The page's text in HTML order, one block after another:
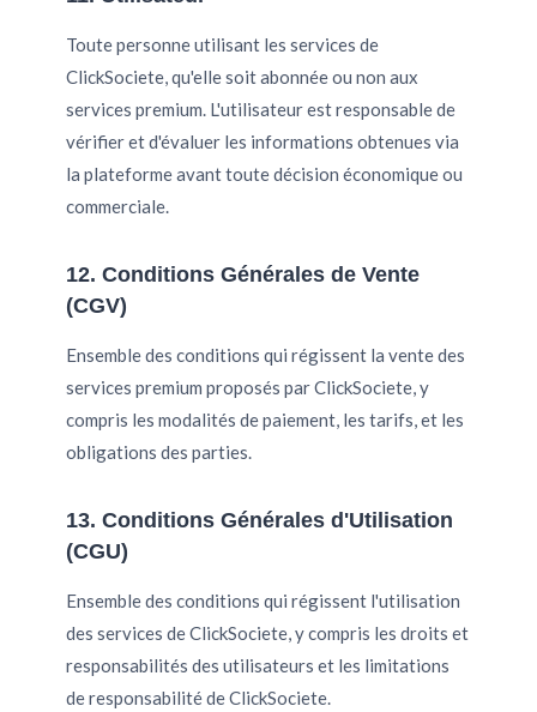
Toute personne utilisant les services de
ClickSociete, qu'elle soit abonnée ou non aux
services premium. L'utilisateur est responsable de
vérifier et d'évaluer les informations obtenues via
la plateforme avant toute décision économique ou
commerciale.
12. Conditions Générales de Vente
(CGV)
Ensemble des conditions qui régissent la vente des
services premium proposés par ClickSociete, y
compris les modalités de paiement, les tarifs, et les
obligations des parties.
13. Conditions Générales d'Utilisation
(CGU)
Ensemble des conditions qui régissent l'utilisation
des services de ClickSociete, y compris les droits et
responsabilités des utilisateurs et les limitations
de responsabilité de ClickSociete.